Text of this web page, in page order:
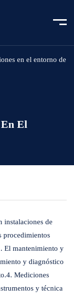
en el entorno de
El
instalaciones de
procedimientos
El mantenimiento y
y diagnóstico
Mediciones
y técnica